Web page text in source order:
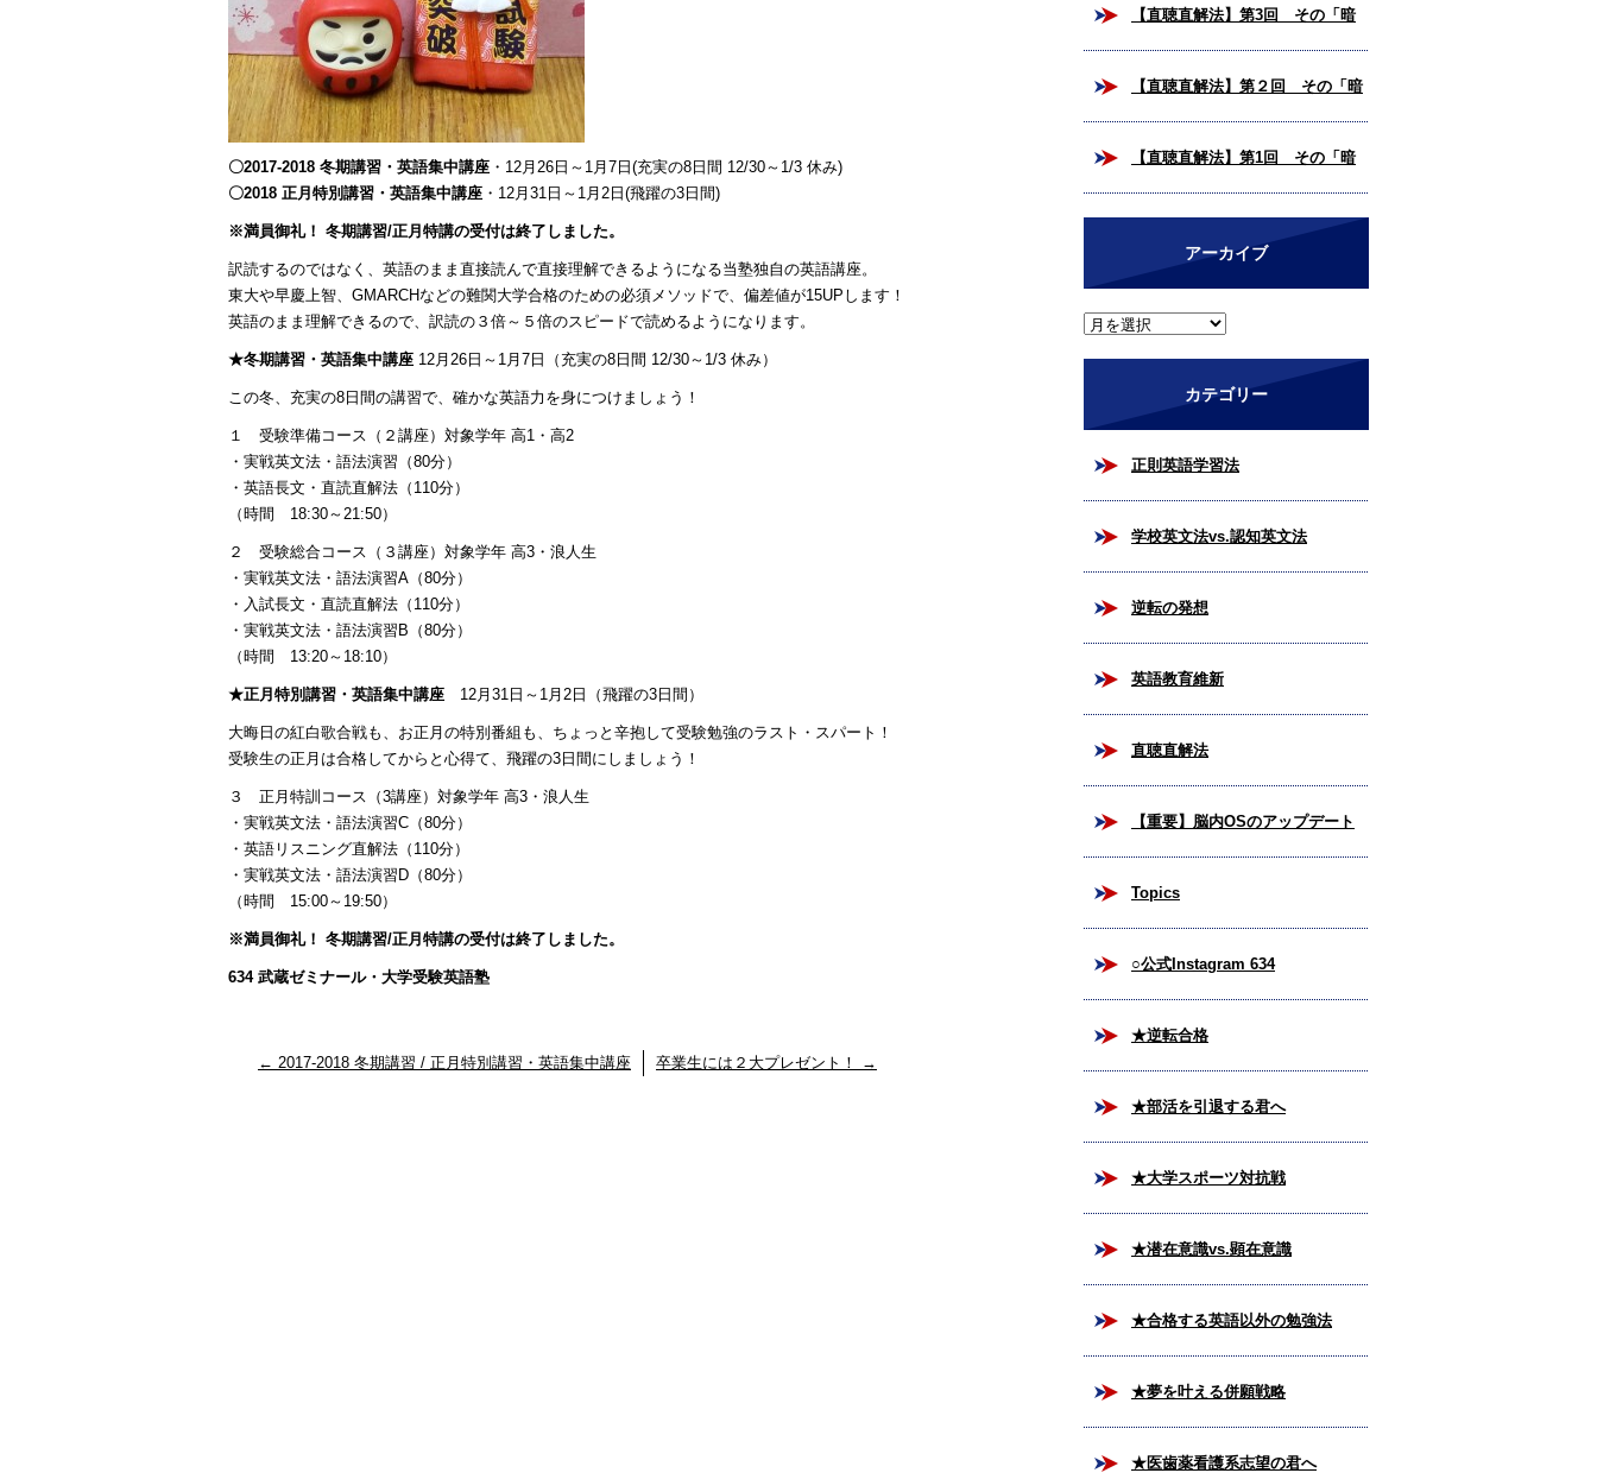
〇2017-2018 冬期講習・英語集中講座 ・12月26日～1月7日(充実の8日間 12/30～1/3 休み)
〇2018 正月特別講習・英語集中講座 ・12月31日～1月2日(飛躍の3日間)
※満員御礼！ 冬期講習/正月特講の受付は終了しました。
訳読するのではなく、英語のまま直接読んで直接理解できるようになる当塾独自の英語講座。
東大や早慶上智、GMARCHなどの難関大学合格のための必須メソッドで、偏差値が15UPします！
英語のまま理解できるので、訳読の３倍～５倍のスピードで読めるようになります。
★冬期講習・英語集中講座 12月26日～1月7日（充実の8日間 12/30～1/3 休み）
この冬、充実の8日間の講習で、確かな英語力を身につけましょう！
１ 受験準備コース（２講座）対象学年 高1・高2
・実戦英文法・語法演習（80分）
・英語長文・直読直解法（110分）
（時間 18:30～21:50）
２ 受験総合コース（３講座）対象学年 高3・浪人生
・実戦英文法・語法演習A（80分）
・入試長文・直読直解法（110分）
・実戦英文法・語法演習B（80分）
（時間 13:20～18:10）
★正月特別講習・英語集中講座 12月31日～1月2日（飛躍の3日間）
大晦日の紅白歌合戦も、お正月の特別番組も、ちょっと辛抱して受験勉強のラスト・スパート！
受験生の正月は合格してからと心得て、飛躍の3日間にしましょう！
３ 正月特訓コース（3講座）対象学年 高3・浪人生
・実戦英文法・語法演習C（80分）
・英語リスニング直解法（110分）
・実戦英文法・語法演習D（80分）
（時間 15:00～19:50）
※満員御礼！ 冬期講習/正月特講の受付は終了しました。
634 武蔵ゼミナール・大学受験英語塾
← 2017-2018 冬期講習 / 正月特別講習・英語集中講座 卒業生には２大プレゼント！ →
解法」とは？
【直聴直解法】第3回 その「暗
号解読」、いつまで続けますか？
（完結編）
【直聴直解法】第２回 その「暗
号解読」、いつまで続けますか？
【直聴直解法】第1回 その「暗
号解読」、いつまで続けますか？
アーカイブ
カテゴリー
正則英語学習法
学校英文法vs.認知英文法
逆転の発想
英語教育維新
直聴直解法
【重要】脳内OSのアップデート
Topics
○公式Instagram 634
★逆転合格
★部活を引退する君へ
★大学スポーツ対抗戦
★潜在意識vs.顕在意識
★合格する英語以外の勉強法
★夢を叶える併願戦略
★医歯薬看護系志望の君へ